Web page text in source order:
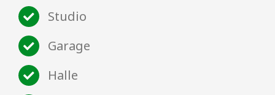
Studio
Garage
Halle